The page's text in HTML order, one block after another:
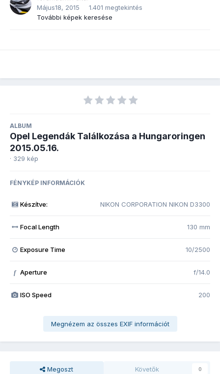
Május18, 2015
1.401 megtekintés
További képek keresése
ALBUM
Opel Legendák Találkozása a Hungaroringen
2015.05.16.
· 329 kép
FÉNYKÉP INFORMÁCIÓK
Készítve: NIKON CORPORATION NIKON D3300
Focal Length 130 mm
Exposure Time 10/2500
f Aperture f/14.0
ISO Speed 200
Megnézem az összes EXIF információt
Megoszt Követők 0